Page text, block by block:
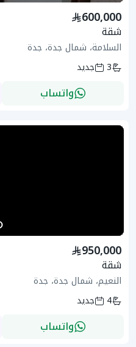
600,000
شقة
السلامة، شمال جدة، جدة
3
جديد
واتساب
950,000
شقة
النعيم، شمال جدة، جدة
4
جديد
واتساب